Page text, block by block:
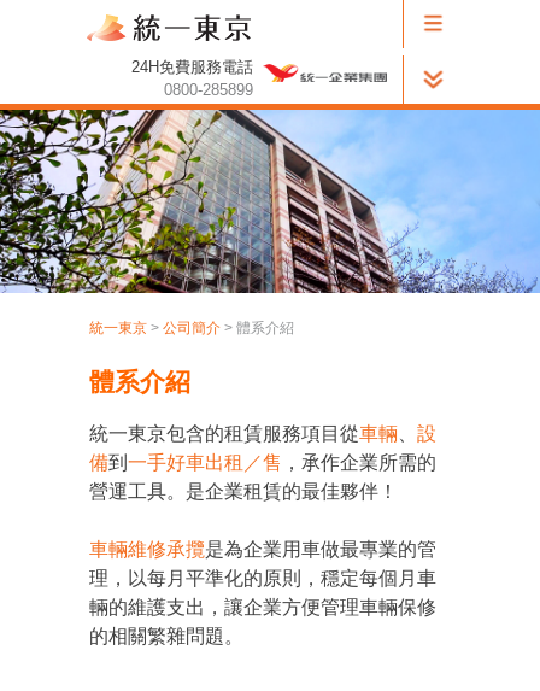
24H免費服務電話
0800-285899
統一東京 > 公司簡介 > 體系介紹
體系介紹
統一東京包含的租賃服務項目從車輛
設
備到 一手好車出租／售 ，承作企業所需的
營運工具。是企業租賃的最佳夥伴！
車輛維修承攬是為企業用車做最專業的管
理，以每月平準化的原則，穩定每個月車
輛的維護支出，讓企業方便管理車輛保修
的相關繁雜問題。